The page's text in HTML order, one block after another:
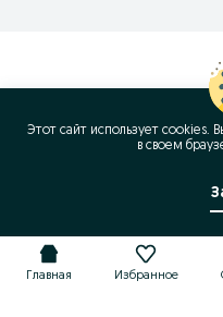
Главная Избранное
Этот сайт использует cookies.
в своeм